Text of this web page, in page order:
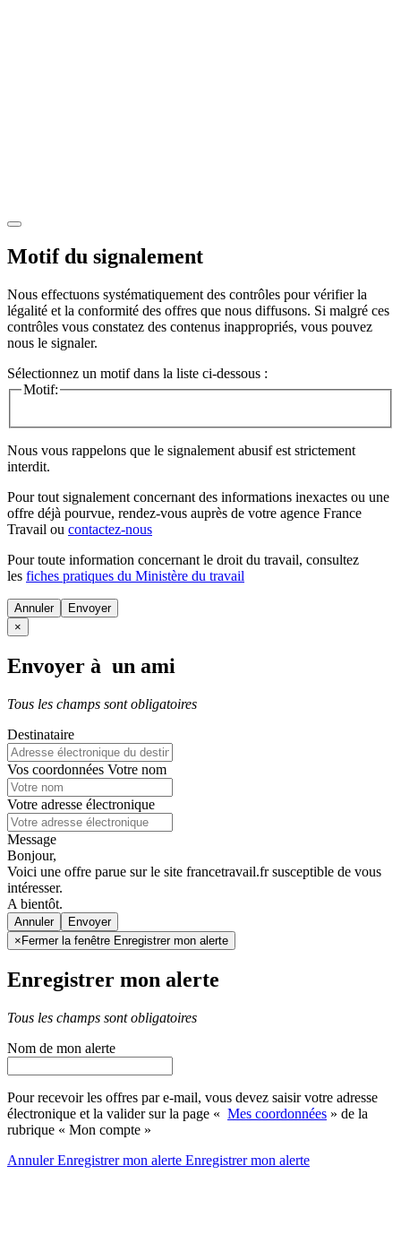
Motif du signalement
Nous effectuons systématiquement des contrôles pour vérifier la
légalité et la conformité des offres que nous diffusons. Si malgré ces
contrôles vous constatez des contenus inappropriés, vous pouvez
nous le signaler.
Sélectionnez un motif dans la liste ci-dessous :
Motif:
Nous vous rappelons que le signalement abusif est strictement
interdit.
Pour tout signalement concernant des informations inexactes ou une
offre déjà pourvue, rendez-vous auprès de votre agence France
Travail ou contactez-nous
Pour toute information concernant le droit du travail, consultez
les fiches pratiques du Ministère du travail
Annuler
×
Envoyer à un ami
Tous les champs sont obligatoires
Destinataire
Vos coordonnées Votre nom
Votre adresse électronique
Message
Bonjour,
Voici une offre parue sur le site francetravail.fr susceptible de vous
intéresser.
A bientôt.
Annuler
×Fermer la fenêtre Enregistrer mon alerte
Enregistrer mon alerte
Tous les champs sont obligatoires
Nom de mon alerte
Pour recevoir les offres par e-mail, vous devez saisir votre adresse
électronique et la valider sur la page « Mes coordonnées » de la
rubrique « Mon compte »
AnnulerEnregistrer mon alerte Enregistrermon alerte